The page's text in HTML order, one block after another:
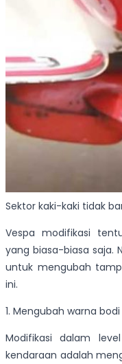
Sektor kaki-kaki tidak
Vespa modifikasi
yang biasa-biasa saja.
untuk mengubah
ini.
1. Mengubah warna
Modifikasi dalam
kendaraan adalah